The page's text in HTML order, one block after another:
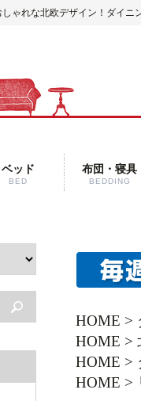
しゃれな北欧デザイン！ダイニ
ベッド
BED
布団・寝具
BEDDING
HOME >
HOME >
HOME >
HOME >